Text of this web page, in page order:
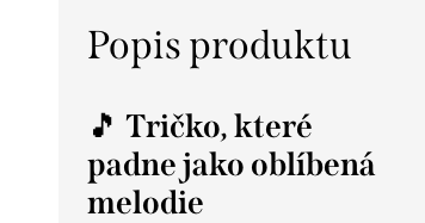
Popis produktu
🎵 Tričko, které
padne jako oblíbená
melodie